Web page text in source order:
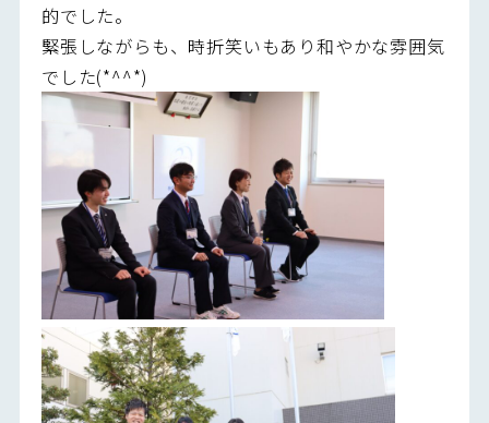
的でした。
緊張しながらも、時折笑いもあり和やかな雰囲気
でした(*^^*)